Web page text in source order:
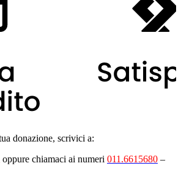
donazione, scrivici a:
oppure chiamaci ai numeri 011.6615680 –